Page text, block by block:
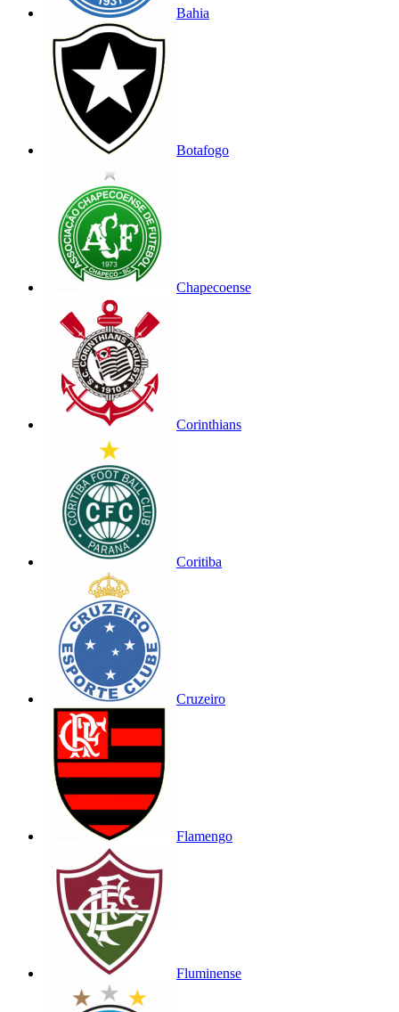
Bahia
Botafogo
Chapecoense
Corinthians
Coritiba
Cruzeiro
Flamengo
Fluminense